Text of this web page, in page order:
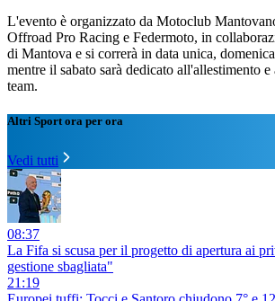
L'evento è organizzato da Motoclub
Offroad Pro Racing e Federmoto, in
di Mantova e si correrà in data unica,
mentre il sabato sarà dedicato all'allestimento
team.
Altri Sport ora per ora
Vedi tutti
08:37
La Fifa si scusa per il progetto di apertura ai
gestione sbagliata"
21:19